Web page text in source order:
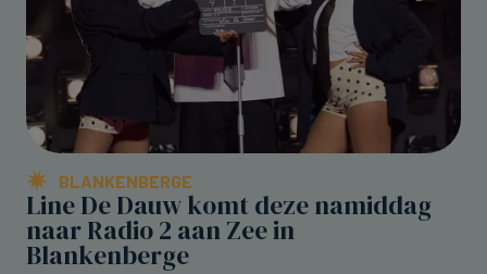
BLANKENBERGE
Line De Dauw komt deze namiddag
naar Radio 2 aan Zee in
Blankenberge